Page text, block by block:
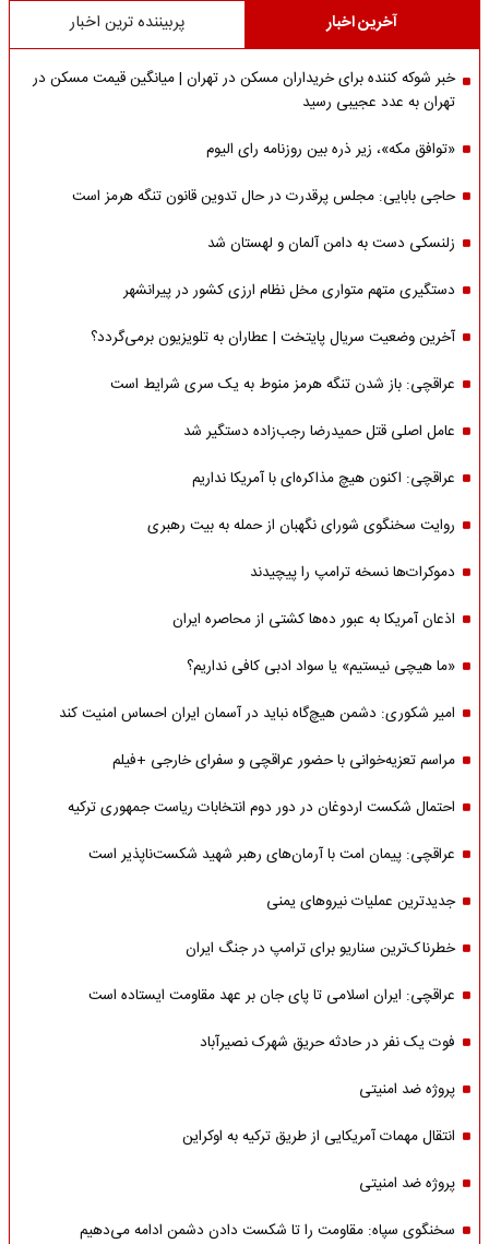
آخرین اخبار پربیننده ترین اخبار
خبر شوکه کننده برای خریداران مسکن در تهران | میانگین قیمت مسکن در
تهران به عدد عجیبی رسید
«توافق مکه»، زیر ذره بین روزنامه رای الیوم
حاجی بابایی: مجلس پرقدرت در حال تدوین قانون تنگه هرمز است
زلنسکی دست به دامن آلمان و لهستان شد
دستگیری متهم متواری مخل نظام ارزی کشور در پیرانشهر
آخرین وضعیت سریال پایتخت | عطاران به تلویزیون برمی‌گردد؟
عراقچی: باز شدن تنگه هرمز منوط به یک سری شرایط است
عامل اصلی قتل حمیدرضا رجب‌زاده دستگیر شد
عراقچی: اکنون هیچ مذاکره‌ای با آمریکا نداریم
روایت سخنگوی شورای نگهبان از حمله به بیت رهبری
دموکرات‌ها نسخه ترامپ را پیچیدند
اذعان آمریکا به عبور ده‌ها کشتی از محاصره ایران
«ما هیچی نیستیم» یا سواد ادبی کافی نداریم؟
امیر شکوری: دشمن هیچ‌گاه نباید در آسمان ایران احساس امنیت کند
مراسم تعزیه‌خوانی با حضور عراقچی و سفرای خارجی +فیلم
احتمال شکست اردوغان در دور دوم انتخابات ریاست جمهوری ترکیه
عراقچی: پیمان امت با آرمان‌های رهبر شهید شکست‌ناپذیر است
جدیدترین عملیات نیروهای یمنی
خطرناک‌ترین سناریو برای ترامپ در جنگ ایران
عراقچی: ایران اسلامی تا پای جان بر عهد مقاومت ایستاده است
فوت یک نفر در حادثه حریق شهرک نصیرآباد
پروژه ضد امنیتی
انتقال مهمات آمریکایی از طریق ترکیه به اوکراین
پروژه ضد امنیتی
سخنگوی سپاه: مقاومت را تا شکست دادن دشمن ادامه می‌دهیم